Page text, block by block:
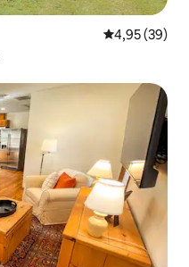
Note
4,95 (39)